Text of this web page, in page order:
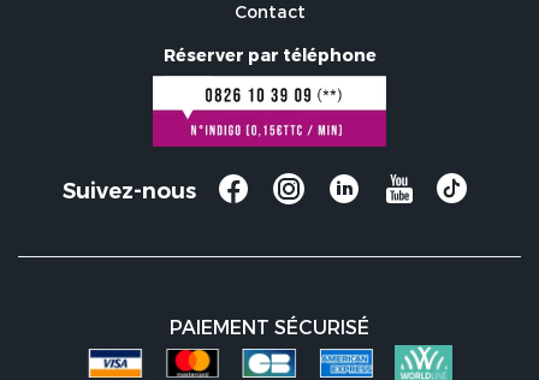
Contact
Réserver par téléphone
Suivez-nous
PAIEMENT SÉCURISÉ